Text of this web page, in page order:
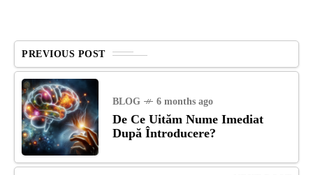
PREVIOUS POST
BLOG 6 months ago
De Ce Uităm Nume Imediat
După Întroducere?